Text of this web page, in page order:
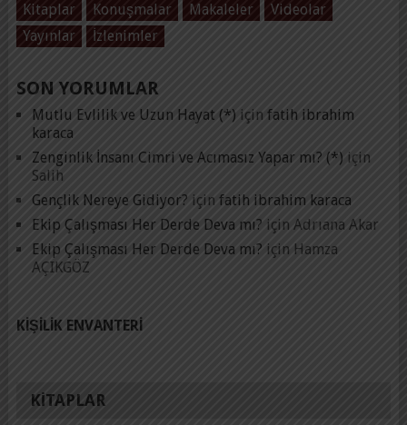
Kitaplar
Konuşmalar Makaleler
Videolar
Yayınlar
İzlenimler
SON YORUMLAR
Mutlu Evlilik ve Uzun Hayat (*) için fatih ibrahim
karaca
Zenginlik İnsanı Cimri ve Acımasız Yapar mı? (*) için
Salih
Gençlik Nereye Gidiyor? için fatih ibrahim karaca
Ekip Çalışması Her Derde Deva mı? için Adrıana Akar
Ekip Çalışması Her Derde Deva mı? için Hamza
AÇIKGÖZ
KIŞILIK ENVANTERI
KITAPLAR